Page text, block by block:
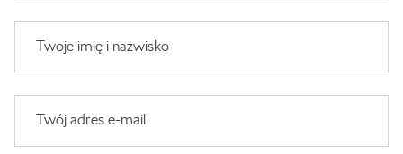
Twoje imię i nazwisko
Twój adres e-mail